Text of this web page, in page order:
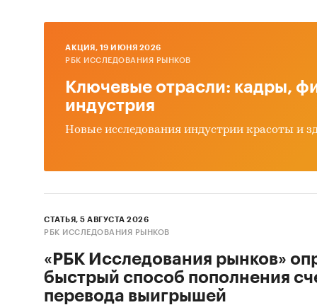
•
•
Россия
Промо-
AКЦИЯ, 19 ИЮНЯ 2026
РБК ИССЛЕДОВАНИЯ РЫНКОВ
Ключевые отрасли: кадры,
индустрия
Новые исследования индустрии красоты и
СТАТЬЯ, 5 АВГУСТА 2026
РБК ИССЛЕДОВАНИЯ РЫНКОВ
«РБК Исследования рынков»
быстрый способ пополнения
перевода выигрышей